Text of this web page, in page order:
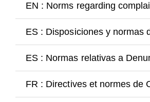
EN : Norms regarding
ES : Disposiciones y normas
ES : Normas relativas a
FR : Directives et normes de